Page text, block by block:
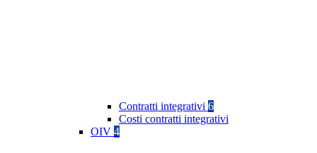
Contratti integrativi 6
Costi contratti integrativi
OIV 4